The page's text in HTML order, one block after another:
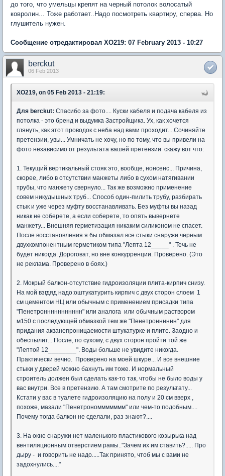
до того, что умельцы крепят на черный потолок волосатый
ковролин... Тоже работает..Надо посмотреть квартиру, сперва. Но
глушитель нужен.
Сообщение отредактировал XO219: 07 February 2013 - 10:27
berckut
06 Feb 2013
XO219, on 05 Feb 2013 - 21:19:
Для berckut: Спасибо за фото.... Куски кабеля и подача кабеля из
потолка - это бренд и выдумка Застройщика. Ух, как хочется
глянуть, как этот проводок с неба над вами проходит....Сочиняйте
претензии, увы... Умничать не хочу, но по тому, что вы привели на
фото независимо от результата вашей претензии скажу вот что:
1. Текущий вертикальный стояк это, вообще, нонсенс... Причина,
скорее, либо в отсутствии манжеты либо в сухом натягивании
трубы, что манжету свернуло... Так же возможно применение
совем никудышных труб... Способ один-пилить трубу, разбирать
стык и уже через муфту восстанавливать. Без муфты вы назад
никак не соберете, а если соберете, то опять вывернете
манжету... Внешняя герметизация никаким силиконом не спасет.
После восстановления я бы обмазал все стыки снаружи черным
двухкомпонентным герметиком типа "Лепта 12_____" . Течь не
будет никогда. Дороговат, но вне конкурренции. Проверено. (Это
не реклама. Проверено в боях.)
2. Мокрый балкон-отсутствие гидроизоляции плита-кирпич снизу.
На мой взгдяд надо:оштукатурить кирпич с двух сторон слоем 1
см цементом НЦ или обычным с применением присадки типа
"Пенетроннннннннннн" или аналога или обычным раствором
м150 с последующей обмазкой тем же "Пенетронннннн" для
придания акванепроницаемости штукатурке и плите. Заодно и
обеспылит... После, по сухому, с двух сторон пройти той же
"Лептой 12________". Воды больше не увидите никогда.
Практически вечно. Проверено на моей шкуре... И все внешние
стыки у дверей можно бахнуть им тоже. И нормальный
строитель должен был сделать как-то так, чтобы не было воды у
вас внутри. Все в претензию. А там смотрите по результату...
Кстати у вас в туалете гидроизоляцию на полу и 20 см вверх ,
похоже, мазали "Пенетрономмммммм" или чем-то подобным....
Почему тогда балкон не сделали, раз знают?....
3. На окне снаружи нет маленького пластикового козырька над
вентиляционным отверстием рамы.."Зачем их им ставить?..... Про
дыру - и говорить не надо.....Так принято, чтоб мы с вами не
задохнулись...."